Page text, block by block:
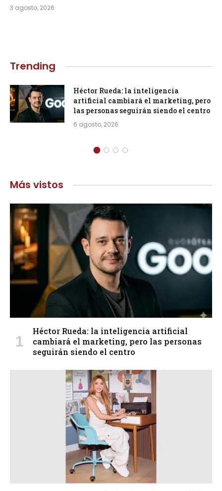
3 agosto, 2026
Trending
Héctor Rueda: la inteligencia
artificial cambiará el marketing, pero
las personas seguirán siendo el centro
6 agosto, 2026
Más vistos
Héctor Rueda: la inteligencia artificial
cambiará el marketing, pero las personas
seguirán siendo el centro